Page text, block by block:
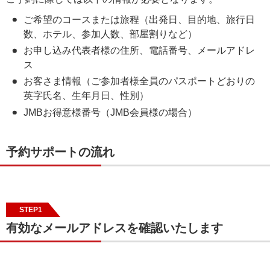
ご希望のコースまたは旅程（出発日、目的地、旅行日
数、ホテル、参加人数、部屋割りなど）
お申し込み代表者様の住所、電話番号、メールアドレ
ス
お客さま情報（ご参加者様全員のパスポートどおりの
英字氏名、生年月日、性別）
JMBお得意様番号（JMB会員様の場合）
予約サポートの流れ
STEP1
有効なメールアドレスを確認いたします